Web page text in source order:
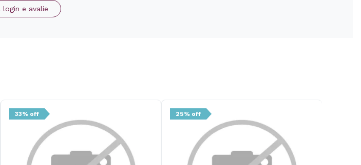
login e avalie
33% off 25% off